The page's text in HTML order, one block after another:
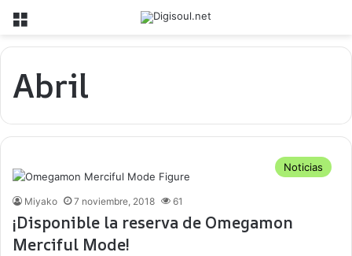
Menú
Abril
Noticias
Miyako 7 noviembre, 2018 61
¡Disponible la reserva de Omegamon
Merciful Mode!